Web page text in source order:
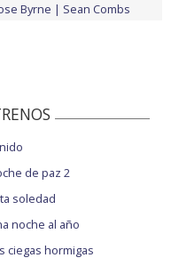
Byrne Sean Combs
de paz 2
soledad
noche al año
ciegas hormigas